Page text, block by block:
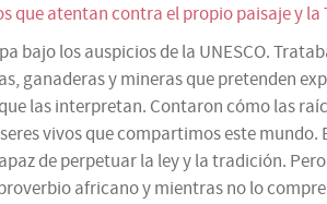
que atentan contra el propio paisaje y
bajo los auspicios de la UNESCO.
ganaderas y mineras que pretenden
las interpretan. Contaron cómo las
vivos que compartimos este
de perpetuar la ley y la tradición.
africano y mientras no lo